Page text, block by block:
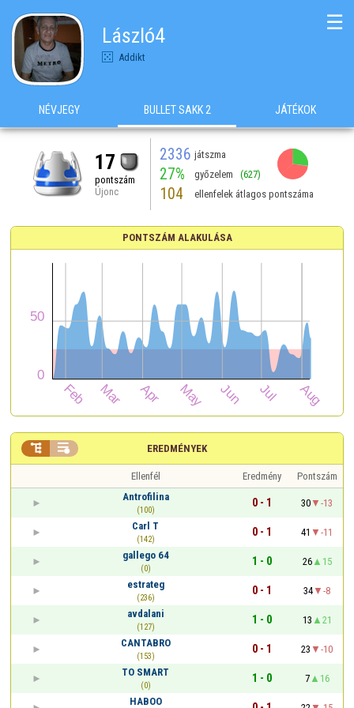
László4
Addikt
☰
NÉVJEGY BULLET SAKK 2 JÁTÉKOK
17
pontszám
Újonc
2336 játszma
27% győzelem (627)
104 ellenfelek átlagos pontszáma
PONTSZÁM ALAKULÁSA
EREDMÉNYEK
 
Ellenfél Eredmény
Pontszám
Antrofilina
(100)
0 - 1 30
-13
Carl T
(142)
0 - 1 41
-11
gallego 64
(0)
1 - 0 26
15
estrateg
(236)
0 - 1 34
-8
avdalani
(127)
1 - 0 13
21
CANTABRO
(153)
0 - 1 23
-10
TO SMART
(0)
1 - 0 7
16
HABOO